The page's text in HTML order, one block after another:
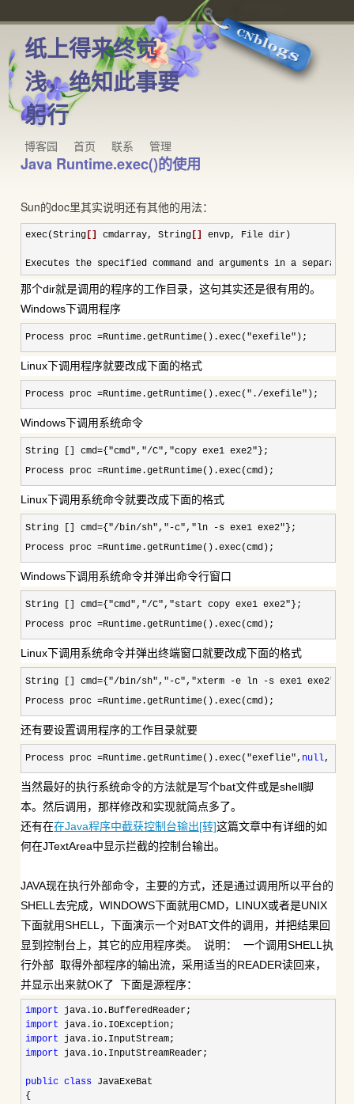
纸上得来终觉
浅，绝知此事要
躬行
博客园 首页 联系 管理
Java Runtime.exec()的使用
Sun的doc里其实说明还有其他的用法：
exec(String [] cmdarray, String [] envp, File dir)
Executes the specified command and arguments in a
那个dir就是调用的程序的工作目录，这句其实还是很有用的。
Windows下调用程序
Process proc =Runtime.getRuntime().exec("exefile");
Linux下调用程序就要改成下面的格式
Process proc =Runtime.getRuntime().exec("./exefile");
Windows下调用系统命令
String [] cmd={"cmd","/C","copy exe1 exe2" };
Process proc =Runtime.getRuntime().exec(cmd);
Linux下调用系统命令就要改成下面的格式
String [] cmd={"/bin/sh","-c","ln -s exe1 exe2" };
Process proc =Runtime.getRuntime().exec(cmd);
Windows下调用系统命令并弹出命令行窗口
String [] cmd={"cmd","/C","start copy exe1 exe2" };
Process proc =Runtime.getRuntime().exec(cmd);
Linux下调用系统命令并弹出终端窗口就要改成下面的格式
String [] cmd={"/bin/sh","-c","xterm -e ln -s exe1 exe2"
Process proc =Runtime.getRuntime().exec(cmd);
还有要设置调用程序的工作目录就要
Process proc =Runtime.getRuntime().exec("exeflie", null,
当然最好的执行系统命令的方法就是写个bat文件或是shell脚
本。然后调用，那样修改和实现就简点多了。
还有在在Java程序中截获控制台输出[转]这篇文章中有详细的如
何在JTextArea中显示拦截的控制台输出。
JAVA现在执行外部命令，主要的方式，还是通过调用所以平台的
SHELL去完成，WINDOWS下面就用CMD，LINUX或者是UNIX
下面就用SHELL，下面演示一个对BAT文件的调用，并把结果回
显到控制台上，其它的应用程序类。
说明：
一个调用SHELL执
行外部 取得外部程序的输出流，采用适当的READER读回来，
并显示出来就OK了 下面是源程序：
import
import
import
import java.io.InputStreamReader;
public class JavaExeBat
{